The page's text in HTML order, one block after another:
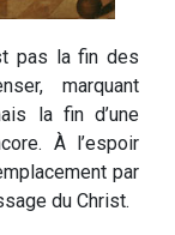
pas la fin des
marquant
la fin d’une
À l’espoir
par
du Christ.